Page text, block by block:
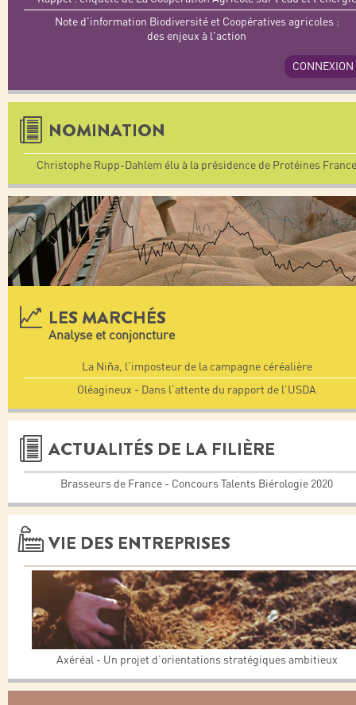
Note d'information Biodiversité et Coopératives agricoles :
des enjeux à l'action
CONNEXION
NOMINATION
Christophe Rupp-Dahlem élu à la présidence de Protéines France
LES MARCHÉS
Analyse et conjoncture
La Niňa, l’imposteur de la campagne céréalière
Oléagineux - Dans l’attente du rapport de l’USDA
ACTUALITÉS DE LA FILIÈRE
Brasseurs de France - Concours Talents Biérologie 2020
VIE DES ENTREPRISES
Axéréal - Un projet d’orientations stratégiques ambitieux